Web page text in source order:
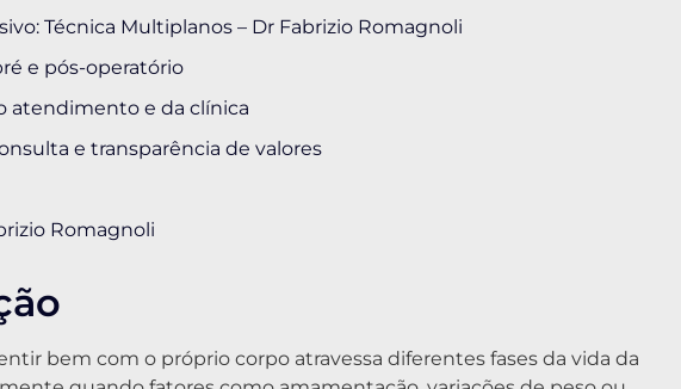
Técnica Multiplanos – Dr Fabrizio Romagnoli
e pós-operatório
atendimento e da clínica
e transparência de valores
Romagnoli
bem com o próprio corpo atravessa diferentes fases da vida da